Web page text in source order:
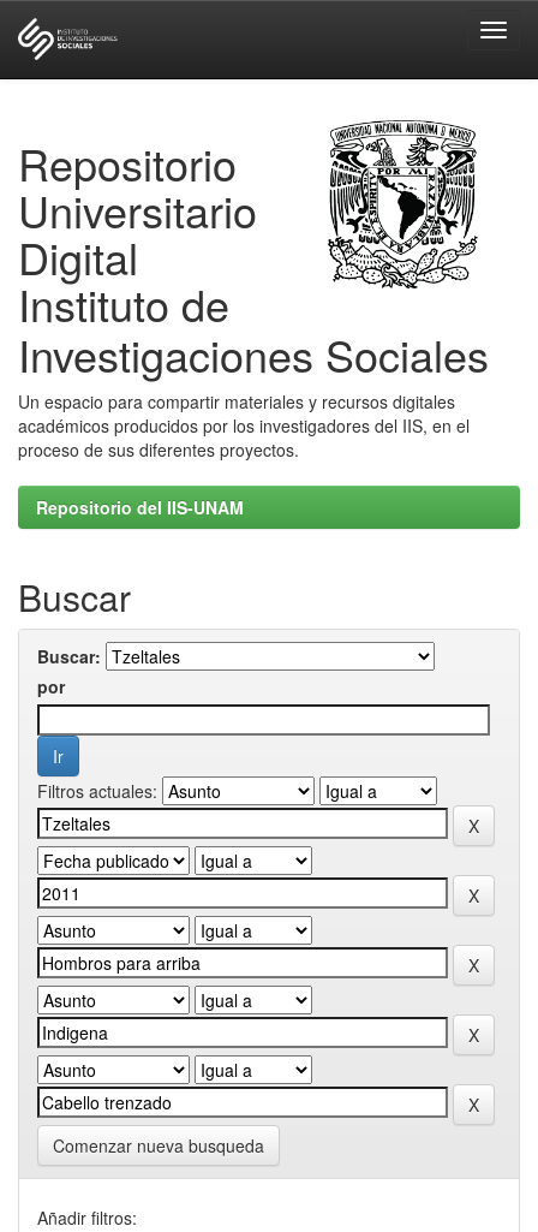
Repositorio
Universitario
Digital
Instituto de
Investigaciones Sociales
Un espacio para compartir materiales y recursos digitales
académicos producidos por los investigadores del IIS, en el
proceso de sus diferentes proyectos.
Repositorio del IIS-UNAM
Buscar
Buscar:
por
Filtros actuales:
Comenzar nueva busqueda
Añadir filtros: